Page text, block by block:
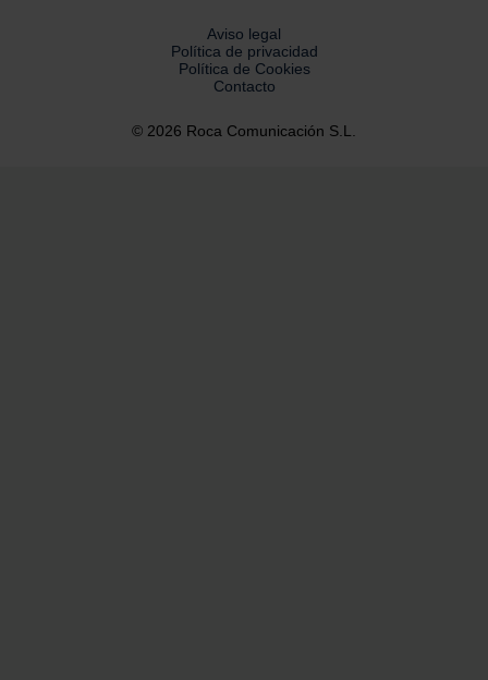
Aviso legal
Política de privacidad
Política de Cookies
Contacto
© 2026 Roca Comunicación S.L.